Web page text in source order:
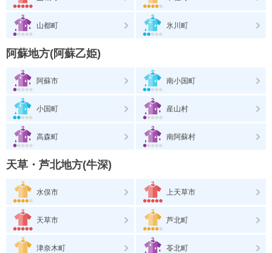
山都町 氷川町
阿蘇地方(阿蘇乙姫)
阿蘇市 南小国町
小国町 産山村
高森町 南阿蘇村
天草・芦北地方(牛深)
水俣市 上天草市
天草市 芦北町
津奈木町 苓北町